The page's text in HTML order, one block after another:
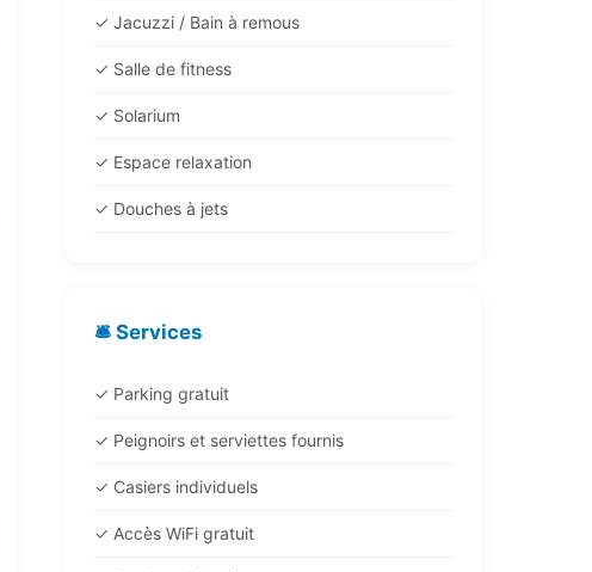
✓ Jacuzzi / Bain à remous
✓ Salle de fitness
✓ Solarium
✓ Espace relaxation
✓ Douches à jets
🛎️ Services
✓ Parking gratuit
✓ Peignoirs et serviettes fournis
✓ Casiers individuels
✓ Accès WiFi gratuit